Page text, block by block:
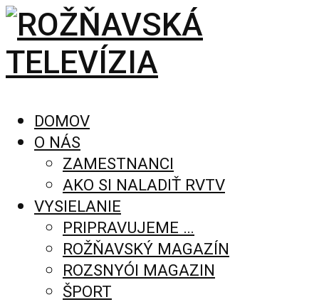
DOMOV
O NÁS
ZAMESTNANCI
AKO SI NALADIŤ RVTV
VYSIELANIE
PRIPRAVUJEME …
ROŽŇAVSKÝ MAGAZÍN
ROZSNYÓI MAGAZIN
ŠPORT